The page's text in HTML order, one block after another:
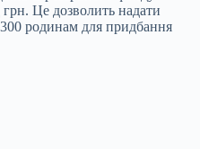
Це дозволить надати
родинам для придбання